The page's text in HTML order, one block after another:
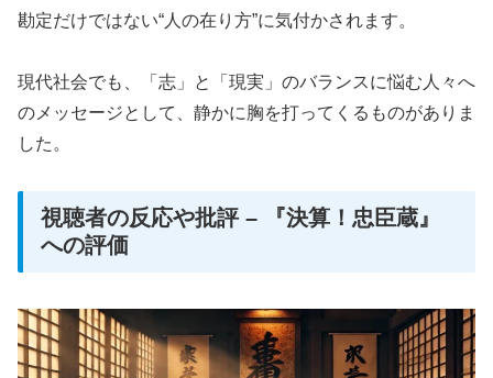
勘定だけではない“人の在り方”に気付かされます。
現代社会でも、「志」と「現実」のバランスに悩む人々へ
のメッセージとして、静かに胸を打ってくるものがありま
した。
視聴者の反応や批評 – 『決算！忠臣蔵』
への評価